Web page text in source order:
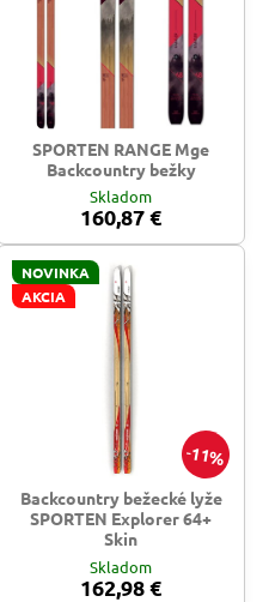
SPORTEN RANGE Mge
Backcountry bežky
Skladom
160,87 €
11%
NOVINKA
AKCIA
Backcountry bežecké lyže
SPORTEN Explorer 64+
Skin
Skladom
162,98 €